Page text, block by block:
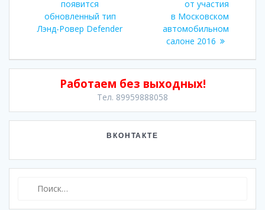
записям
появится
обновленный тип
Лэнд-Ровер Defender
от участия
в Московском
автомобильном
салоне 2016
Работаем без выходных!
Тел. 89959888058
ВКОНТАКТЕ